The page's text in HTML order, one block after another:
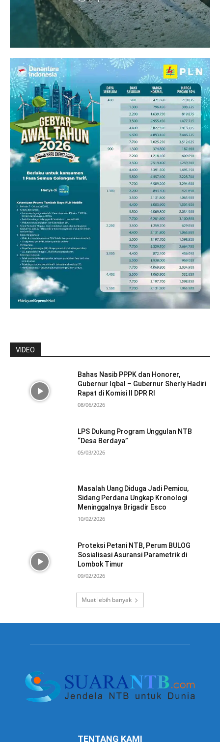
VIDEO
Bahas Nasib PPPK dan Honorer,
Gubernur Iqbal – Gubernur Sherly Hadiri
Rapat di Komisi II DPR RI
08/06/2026
LPS Dukung Program Unggulan NTB
“Desa Berdaya”
05/03/2026
Masalah Uang Diduga Jadi Pemicu,
Sidang Perdana Ungkap Kronologi
Meninggalnya Brigadir Esco
10/02/2026
Proteksi Petani NTB, Perum BULOG
Sosialisasi Asuransi Parametrik di
Lombok Timur
09/02/2026
Muat lebih banyak
TENTANG KAMI